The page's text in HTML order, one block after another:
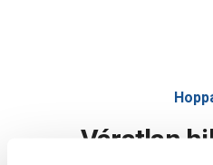
Váratlan